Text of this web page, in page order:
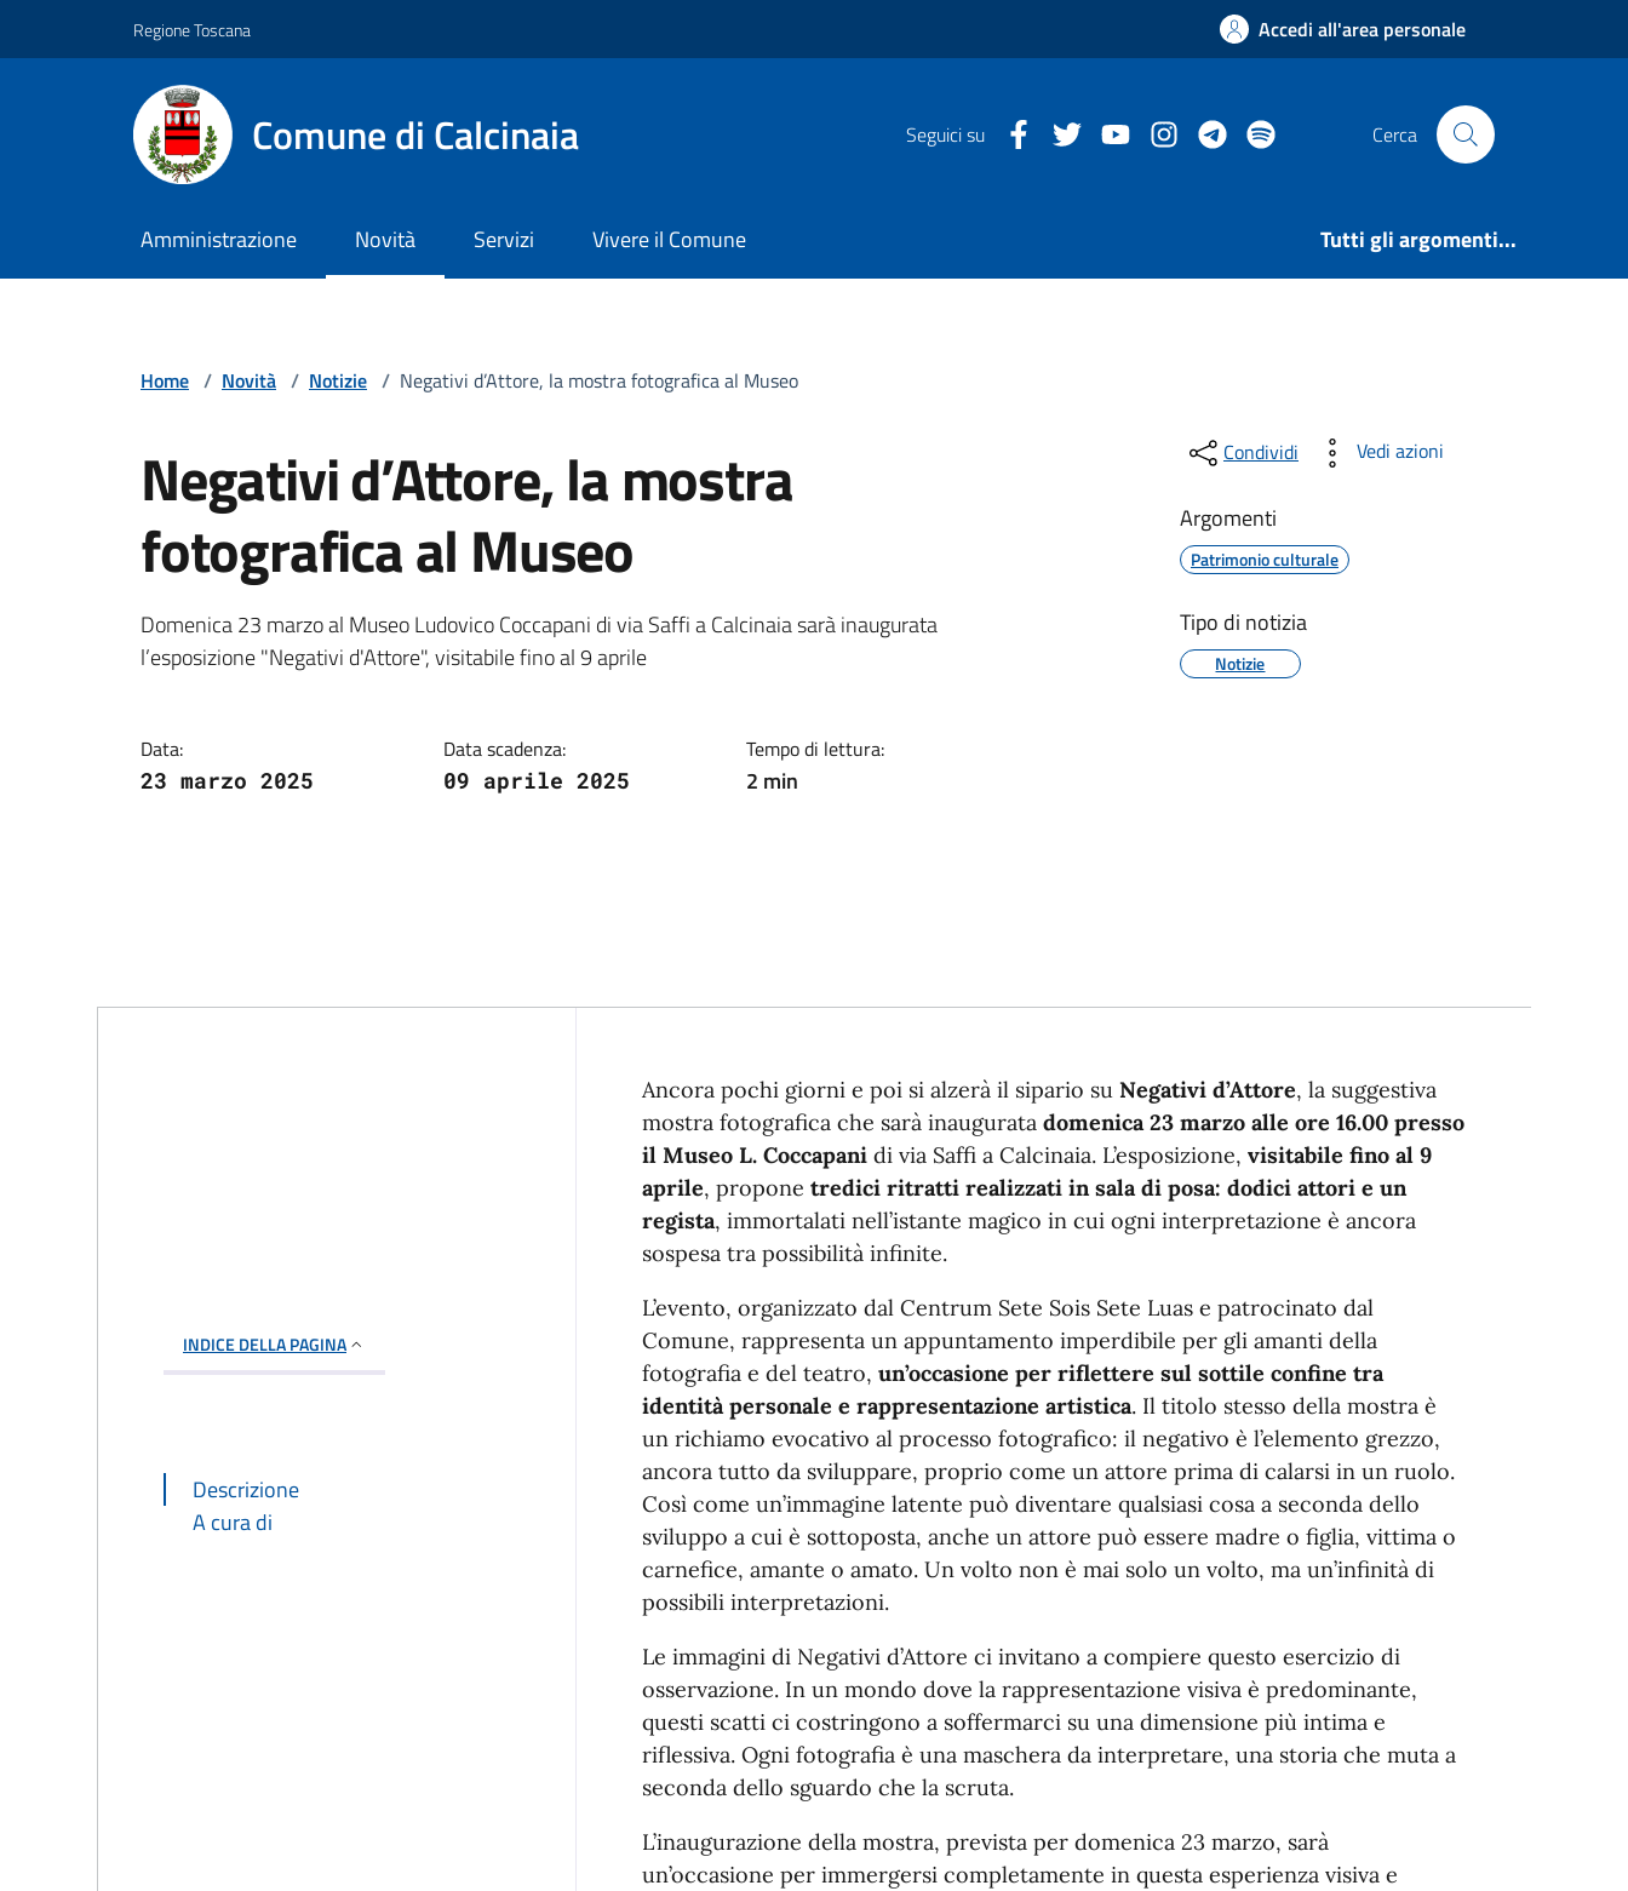
Regione Toscana Accedi all'area personale
Comune di Calcinaia Seguici su FacebookTwitterYouTubeInstagram
Telegramhttps://open.spotify.com/user/
Cerca
Amministrazione Novità Servizi Vivere il Comune Tutti gli argomenti...
Home / Novità / Notizie / Negativi d’Attore, la mostra fotografica al Museo
Negativi d’Attore, la mostra
fotografica al Museo
Dettagli della notizia
Domenica 23 marzo al Museo Ludovico Coccapani di via Saffi a Calcinaia sarà inaugurata
l’esposizione "Negativi d'Attore", visitabile fino al 9 aprile
Data:
23 marzo 2025
Data scadenza:
09 aprile 2025
Tempo di lettura:
2 min
Condividi Vedi azioni
Argomenti
Patrimonio culturale
Tipo di notizia
Notizie
INDICE DELLA PAGINA
Descrizione
A cura di
Descrizione
Ancora pochi giorni e poi si alzerà il sipario su Negativi d’Attore, la suggestiva
mostra fotografica che sarà inaugurata domenica 23 marzo alle ore 16.00 presso
il Museo L. Coccapanidi via Saffi a Calcinaia. L’esposizione, visitabile fino al 9
aprile, propone tredici ritratti realizzati in sala di posa: dodici attori e un
regista, immortalati nell’istante magico in cui ogni interpretazione è ancora
sospesa tra possibilità infinite.
L’evento, organizzato dal Centrum Sete Sois Sete Luas e patrocinato dal
Comune, rappresenta un appuntamento imperdibile per gli amanti della
fotografia e del teatro, un’occasione per riflettere sul sottile confine tra
identità personale e rappresentazione artistica. Il titolo stesso della mostra è
un richiamo evocativo al processo fotografico: il negativo è l’elemento grezzo,
ancora tutto da sviluppare, proprio come un attore prima di calarsi in un ruolo.
Così come un’immagine latente può diventare qualsiasi cosa a seconda dello
sviluppo a cui è sottoposta, anche un attore può essere madre o figlia, vittima o
carnefice, amante o amato. Un volto non è mai solo un volto, ma un’infinità di
possibili interpretazioni.
Le immagini di Negativi d’Attore ci invitano a compiere questo esercizio di
osservazione. In un mondo dove la rappresentazione visiva è predominante,
questi scatti ci costringono a soffermarci su una dimensione più intima e
riflessiva. Ogni fotografia è una maschera da interpretare, una storia che muta a
seconda dello sguardo che la scruta.
L’inaugurazione della mostra, prevista per domenica 23 marzo, sarà
un’occasione per immergersi completamente in questa esperienza visiva e